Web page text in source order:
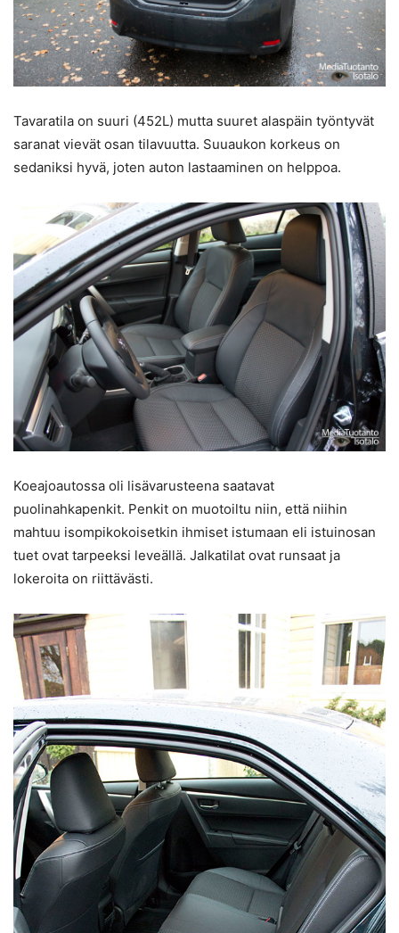
Tavaratila on suuri (452L) mutta suuret alaspäin työntyvät
saranat vievät osan tilavuutta. Suuaukon korkeus on
sedaniksi hyvä, joten auton lastaaminen on helppoa.
Koeajoautossa oli lisävarusteena saatavat
puolinahkapenkit. Penkit on muotoiltu niin, että niihin
mahtuu isompikokoisetkin ihmiset istumaan eli istuinosan
tuet ovat tarpeeksi leveällä. Jalkatilat ovat runsaat ja
lokeroita on riittävästi.